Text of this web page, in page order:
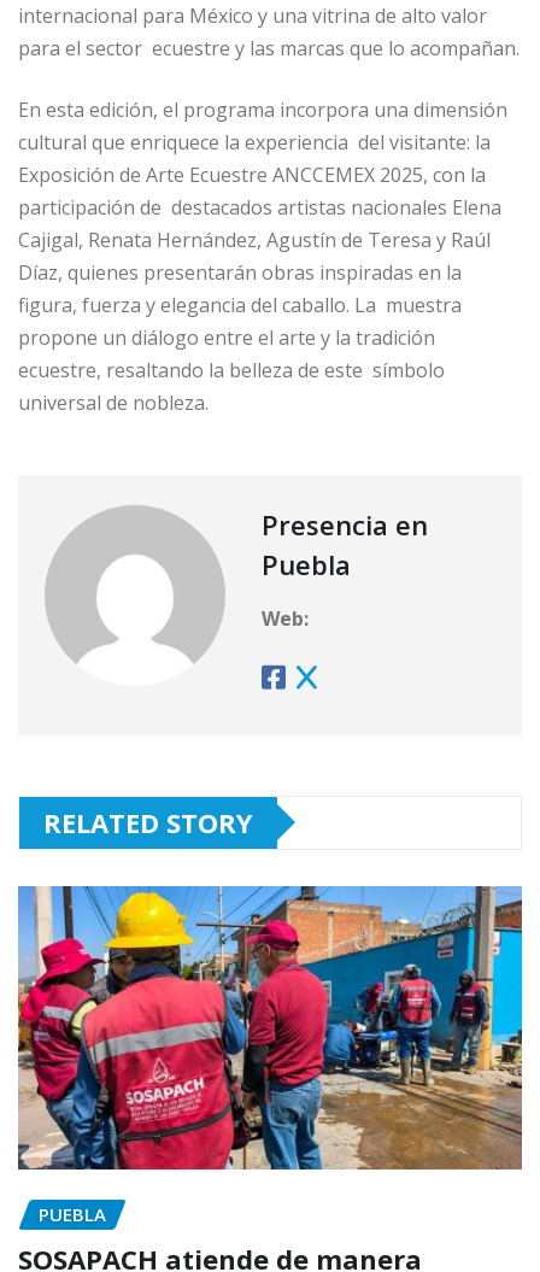
internacional para México y una vitrina de alto valor
para el sector ecuestre y las marcas que lo acompañan.
En esta edición, el programa incorpora una dimensión
cultural que enriquece la experiencia del visitante: la
Exposición de Arte Ecuestre ANCCEMEX 2025, con la
participación de destacados artistas nacionales Elena
Cajigal, Renata Hernández, Agustín de Teresa y Raúl
Díaz, quienes presentarán obras inspiradas en la
figura, fuerza y elegancia del caballo. La muestra
propone un diálogo entre el arte y la tradición
ecuestre, resaltando la belleza de este símbolo
universal de nobleza.
Presencia en
Puebla
Web:
RELATED STORY
PUEBLA
SOSAPACH atiende de manera